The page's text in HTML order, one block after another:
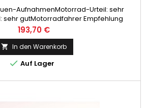
AufnahmenMotorrad-Urteil: sehr
sehr gutMotorradfahrer Empfehlung
Preis
193,70 €
 In den Warenkorb
 Auf Lager